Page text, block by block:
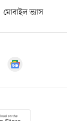
মোবাইল ভ্যাস